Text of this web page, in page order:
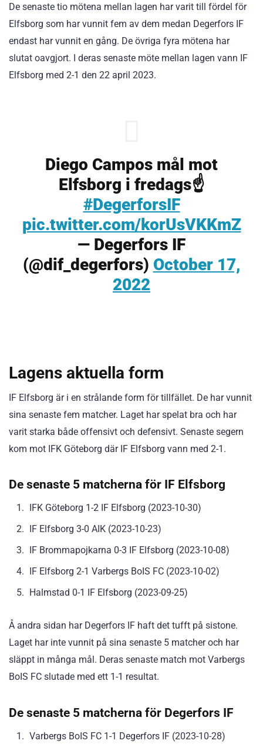
De senaste tio mötena mellan lagen har varit till fördel för
Elfsborg som har vunnit fem av dem medan Degerfors IF
endast har vunnit en gång. De övriga fyra mötena har
slutat oavgjort. I deras senaste möte mellan lagen vann IF
Elfsborg med 2-1 den 22 april 2023.
Diego Campos mål mot
Elfsborg i fredags☝️
#DegerforsIF
pic.twitter.com/korUsVKKmZ
— Degerfors IF
(@dif_degerfors) October 17,
2022
Lagens aktuella form
IF Elfsborg är i en strålande form för tillfället. De har vunnit
sina senaste fem matcher. Laget har spelat bra och har
varit starka både offensivt och defensivt. Senaste segern
kom mot IFK Göteborg där IF Elfsborg vann med 2-1.
De senaste 5 matcherna för IF Elfsborg
IFK Göteborg 1-2 IF Elfsborg (2023-10-30)
IF Elfsborg 3-0 AIK (2023-10-23)
IF Brommapojkarna 0-3 IF Elfsborg (2023-10-08)
IF Elfsborg 2-1 Varbergs BoIS FC (2023-10-02)
Halmstad 0-1 IF Elfsborg (2023-09-25)
Å andra sidan har Degerfors IF haft det tufft på sistone.
Laget har inte vunnit på sina senaste 5 matcher och har
släppt in många mål. Deras senaste match mot Varbergs
BoIS FC slutade med ett 1-1 resultat.
De senaste 5 matcherna för Degerfors IF
Varbergs BoIS FC 1-1 Degerfors IF (2023-10-28)